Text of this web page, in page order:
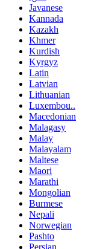
Javanese
Kannada
Kazakh
Khmer
Kurdish
Kyrgyz
Latin
Latvian
Lithuanian
Luxembou..
Macedonian
Malagasy
Malay
Malayalam
Maltese
Maori
Marathi
Mongolian
Burmese
Nepali
Norwegian
Pashto
Persian